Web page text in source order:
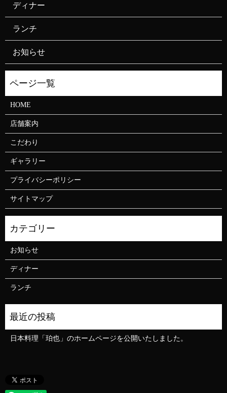
ディナー
ランチ
お知らせ
HOME
店舗案内
こだわり
ギャラリー
プライバシーポリシー
サイトマップ
お知らせ
ディナー
ランチ
日本料理「珀也」のホームページを公開いたしました。